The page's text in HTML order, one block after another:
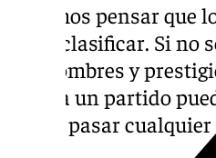
podemos pensar que
van a clasificar. Si
Por nombres y
Copa a un partido
Puede pasar cualquier